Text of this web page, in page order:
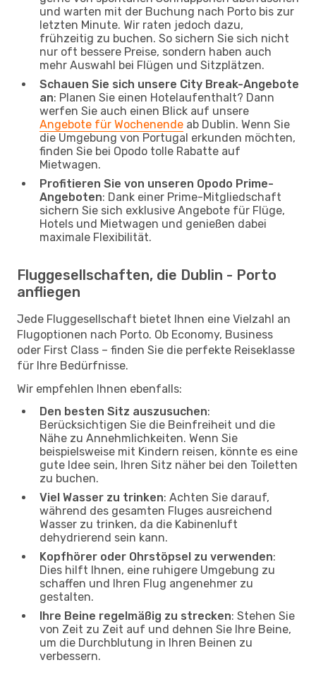
und warten mit der Buchung nach Porto bis zur
letzten Minute. Wir raten jedoch dazu,
frühzeitig zu buchen. So sichern Sie sich nicht
nur oft bessere Preise, sondern haben auch
mehr Auswahl bei Flügen und Sitzplätzen.
Schauen Sie sich unsere City Break-Angebote
an: Planen Sie einen Hotelaufenthalt? Dann
werfen Sie auch einen Blick auf unsere
Angebote für Wochenende ab Dublin. Wenn Sie
die Umgebung von Portugal erkunden möchten,
finden Sie bei Opodo tolle Rabatte auf
Mietwagen.
Profitieren Sie von unseren Opodo Prime-
Angeboten: Dank einer Prime-Mitgliedschaft
sichern Sie sich exklusive Angebote für Flüge,
Hotels und Mietwagen und genießen dabei
maximale Flexibilität.
Fluggesellschaften, die Dublin - Porto
anfliegen
Jede Fluggesellschaft bietet Ihnen eine Vielzahl an
Flugoptionen nach Porto. Ob Economy, Business
oder First Class – finden Sie die perfekte Reiseklasse
für Ihre Bedürfnisse.
Wir empfehlen Ihnen ebenfalls:
Den besten Sitz auszusuchen:
Berücksichtigen Sie die Beinfreiheit und die
Nähe zu Annehmlichkeiten. Wenn Sie
beispielsweise mit Kindern reisen, könnte es eine
gute Idee sein, Ihren Sitz näher bei den Toiletten
zu buchen.
Viel Wasser zu trinken: Achten Sie darauf,
während des gesamten Fluges ausreichend
Wasser zu trinken, da die Kabinenluft
dehydrierend sein kann.
Kopfhörer oder Ohrstöpsel zu verwenden:
Dies hilft Ihnen, eine ruhigere Umgebung zu
schaffen und Ihren Flug angenehmer zu
gestalten.
Ihre Beine regelmäßig zu strecken: Stehen Sie
von Zeit zu Zeit auf und dehnen Sie Ihre Beine,
um die Durchblutung in Ihren Beinen zu
verbessern.